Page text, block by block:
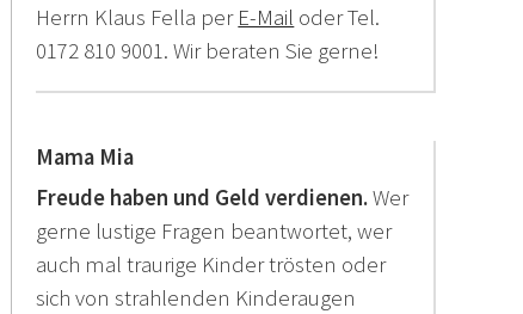
Herrn Klaus Fella per E-Mail oder Tel.
0172 810 9001. Wir beraten Sie gerne!
Mama Mia
Freude haben und Geld verdienen.Wer
gerne lustige Fragen beantwortet, wer
auch mal traurige Kinder trösten oder
sich von strahlenden Kinderaugen